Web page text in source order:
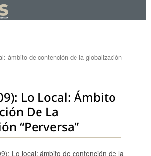
ámbito de contención de la globalización
Lo Local: Ámbito
De La
“perversa”